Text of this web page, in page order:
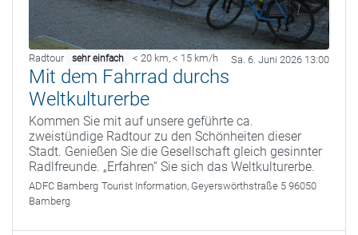
Radtour sehr einfach < 20 km, < 15 km/h Sa. 6. Juni 2026 13:00
Mit dem Fahrrad durchs
Weltkulturerbe
Kommen Sie mit auf unsere geführte ca.
zweistündige Radtour zu den Schönheiten dieser
Stadt. Genießen Sie die Gesellschaft gleich gesinnter
Radlfreunde. „Erfahren“ Sie sich das Weltkulturerbe.
ADFC Bamberg Tourist Information, Geyerswörthstraße 5 96050
Bamberg